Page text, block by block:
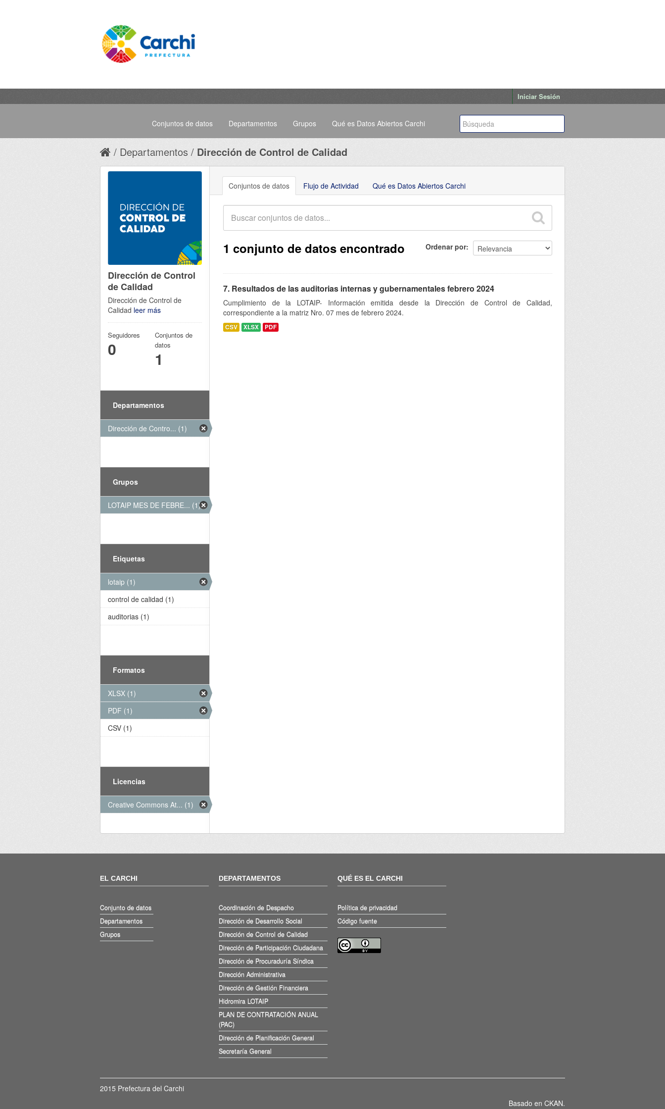
Iniciar Sesión
Conjuntos de datos Departamentos Grupos Qué es Datos Abiertos Carchi
Departamentos Dirección de Control de Calidad
Conjuntos de datos Flujo de Actividad Qué es Datos Abiertos Carchi
Ordenar por
1 conjunto de datos encontrado
7. Resultados de las auditorias internas y gubernamentales febrero 2024
Cumplimiento de la LOTAIP- Información emitida desde la Dirección de Control de Calidad,
correspondiente a la matriz Nro. 07 mes de febrero 2024.
CSV XLSX PDF
Dirección de Control
de Calidad
Dirección de Control de
Calidad leer más
Seguidores
0
Conjuntos de
datos
1
Departamentos
Dirección de Contro... (1)
Grupos
LOTAIP MES DE FEBRE... (1)
Etiquetas
lotaip (1)
control de calidad (1)
auditorias (1)
Formatos
XLSX (1)
PDF (1)
CSV (1)
Licencias
Creative Commons At... (1)
EL CARCHI
Conjunto de datos
Departamentos
Grupos
DEPARTAMENTOS
Coordinación de Despacho
Dirección de Desarrollo Social
Dirección de Control de Calidad
Dirección de Participación Ciudadana
Dirección de Procuraduría Síndica
Dirección Administrativa
Dirección de Gestión Financiera
Hidromira LOTAIP
PLAN DE CONTRATACIÓN ANUAL
(PAC)
Dirección de Planificación General
Secretaría General
QUÉ ES EL CARCHI
Política de privacidad
Código fuente
2015 Prefectura del Carchi
Basado en CKAN.